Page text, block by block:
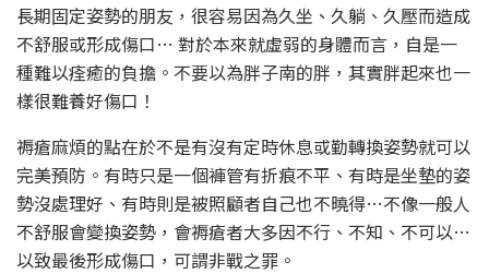
長期固定姿勢的朋友，很容易因為久坐、久躺、久壓而造成
不舒服或形成傷口… 對於本來就虛弱的身體而言，自是一
種難以痊癒的負擔。不要以為胖子南的胖，其實胖起來也一
樣很難養好傷口！
褥瘡麻煩的點在於不是有沒有定時休息或勤轉換姿勢就可以
完美預防。有時只是一個褲管有折痕不平、有時是坐墊的姿
勢沒處理好、有時則是被照顧者自己也不曉得…不像一般人
不舒服會變換姿勢，會褥瘡者大多因不行、不知、不可以…
以致最後形成傷口，可謂非戰之罪。